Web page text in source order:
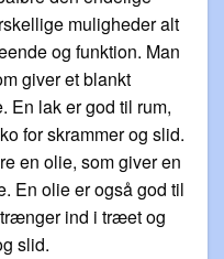
muligheder alt
og funktion. Man
giver et blankt
En lak er god til rum,
for skrammer og slid.
en olie, som giver en
En olie er også god til
ind i træet og
slid.